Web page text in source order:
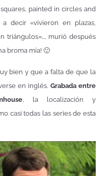
painted in circles and
decir «vivieron en plazas,
triángulos»…, murió después
broma mía! 🙂
bien y que a falta de que la
en inglés. Grabada entre
, la localización y
casi todas las series de esta